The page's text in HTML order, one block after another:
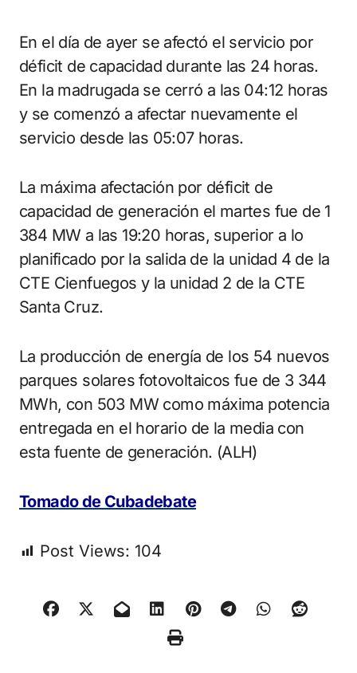
En el día de ayer se afectó el servicio por
déficit de capacidad durante las 24 horas.
En la madrugada se cerró a las 04:12 horas
y se comenzó a afectar nuevamente el
servicio desde las 05:07 horas.
La máxima afectación por déficit de
capacidad de generación el martes fue de 1
384 MW a las 19:20 horas, superior a lo
planificado por la salida de la unidad 4 de la
CTE Cienfuegos y la unidad 2 de la CTE
Santa Cruz.
La producción de energía de los 54 nuevos
parques solares fotovoltaicos fue de 3 344
MWh, con 503 MW como máxima potencia
entregada en el horario de la media con
esta fuente de generación. (ALH)
Tomado de Cubadebate
Post Views: 104